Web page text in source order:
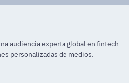
audiencia experta global en fintech
personalizadas de medios.